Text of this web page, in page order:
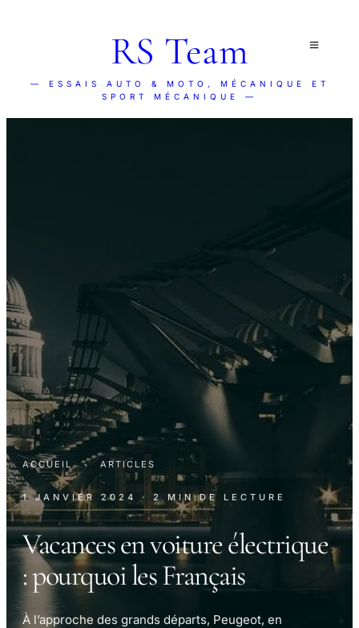
RS Team
— ESSAIS AUTO & MOTO, MÉCANIQUE ET
SPORT MÉCANIQUE —
ACCUEIL · ARTICLES
1 JANVIER 2024 · 2 MIN DE LECTURE
Vacances en voiture électrique
: pourquoi les Français
À l’approche des grands départs, Peugeot, en